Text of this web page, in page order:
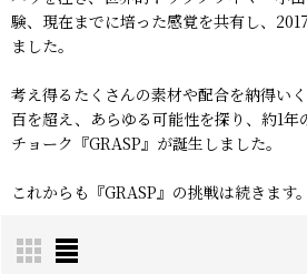
験、現在までに培った感覚を共有し、
ました。
考え得るたくさんの素材や配合を納得い
百を超え、あらゆる可能性を探り、約1
チョーク『GRASP』が誕生しました。
これからも『GRASP』の挑戦は続きます。